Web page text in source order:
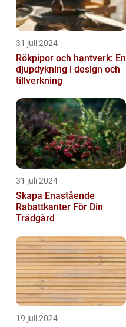
31 juli 2024
Rökpipor och hantverk: En
djupdykning i design och
tillverkning
31 juli 2024
Skapa Enastående
Rabattkanter För Din
Trädgård
19 juli 2024